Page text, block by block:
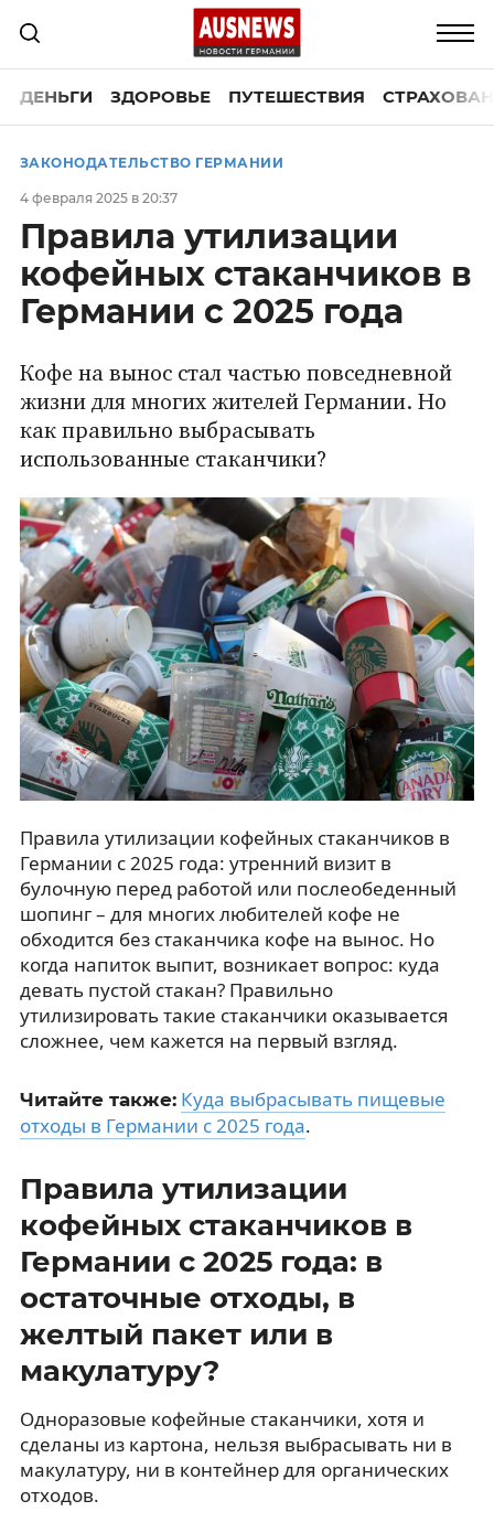
ДЕНЬГИ ЗДОРОВЬЕ ПУТЕШЕСТВИЯ
ЗАКОНОДАТЕЛЬСТВО ГЕРМАНИИ
4 февраля 2025 в 20:37
Правила утилизации
кофейных стаканчиков в
Германии с 2025 года
Кофе на вынос стал частью повседневной
жизни для многих жителей Германии. Но
как правильно выбрасывать
использованные стаканчики?
Правила утилизации кофейных стаканчиков в
Германии с 2025 года: утренний визит в
булочную перед работой или послеобеденный
шопинг – для многих любителей кофе не
обходится без стаканчика кофе на вынос. Но
когда напиток выпит, возникает вопрос: куда
девать пустой стакан? Правильно
утилизировать такие стаканчики оказывается
сложнее, чем кажется на первый взгляд.
Читайте также: Куда выбрасывать пищевые
отходы в Германии с 2025 года.
Правила утилизации
кофейных стаканчиков в
Германии с 2025 года: в
остаточные отходы, в
желтый пакет или в
макулатуру?
Одноразовые кофейные стаканчики, хотя и
сделаны из картона, нельзя выбрасывать ни в
макулатуру, ни в контейнер для органических
отходов.